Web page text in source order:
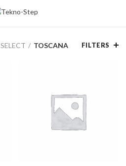
SELECT TOSCANA FILTERS